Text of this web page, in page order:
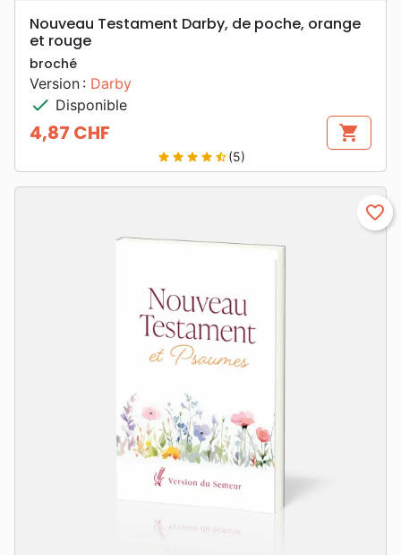
Nouveau Testament Darby, de poche, orange
et rouge
broché
Version : Darby
check Disponible
Prix
4,87 CHF shopping_cart
star star star star star_half(5)
favorite_border